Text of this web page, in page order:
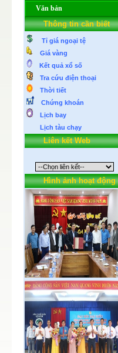
Văn bản
Thông tin cần biết
Tỉ giá ngoại tệ
Giá vàng
Kết quả xổ số
Tra cứu điện thoại
Thời tiết
Chứng khoán
Lịch bay
Lịch tàu chạy
Liên kết Web
Hình ảnh hoạt động